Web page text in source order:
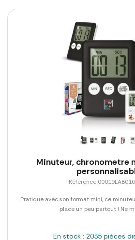
Minuteur, chronometre
Référence
Pratique avec son format mini, ce
place un peu partout ! Ne
En stock : 2035 pièces